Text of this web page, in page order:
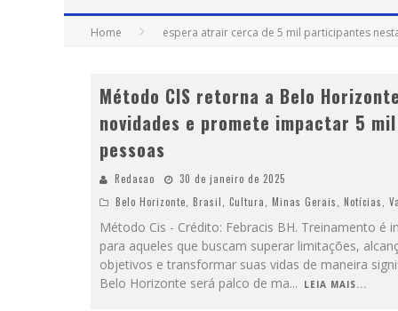
Home espera atrair cerca de 5 mil participantes
Método CIS retorna a Belo
novidades e promete impactar 5 mil
pessoas
Redacao
30 de janeiro de 2025
Belo Horizonte Brasil Cultura Minas Gerais Notícias
Método Cis - Crédito: Febracis BH. Treinamento é
para aqueles que buscam superar limitações,
objetivos e transformar suas vidas de maneira
Belo Horizonte será palco de ma... LEIA MAIS...